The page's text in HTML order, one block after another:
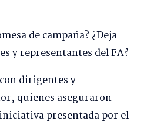
de campaña? ¿Deja
y representantes del FA?
dirigentes y
quienes aseguraron
presentada por el